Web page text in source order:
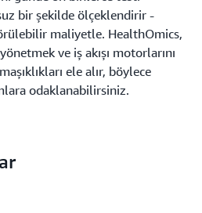
bir şekilde ölçeklendirir -
maliyetle. HealthOmics,
ve iş akışı motorlarını
ele alır, böylece
odaklanabilirsiniz.